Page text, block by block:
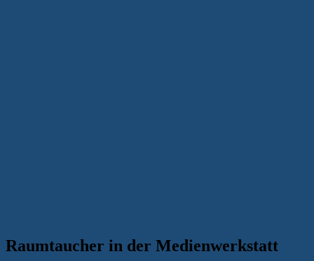
Raumtaucher in der Medienwerkstatt